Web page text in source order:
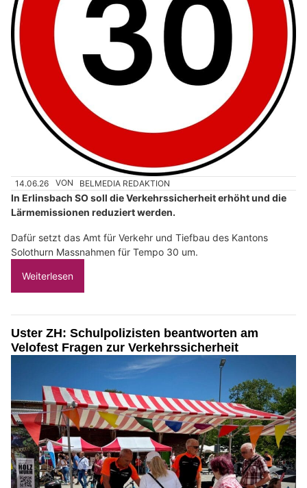
14.06.26 VON BELMEDIA REDAKTION
In Erlinsbach SO soll die Verkehrssicherheit erhöht und die
Lärmemissionen reduziert werden.
Dafür setzt das Amt für Verkehr und Tiefbau des Kantons
Solothurn Massnahmen für Tempo 30 um.
Weiterlesen
Uster ZH: Schulpolizisten beantworten am
Velofest Fragen zur Verkehrssicherheit